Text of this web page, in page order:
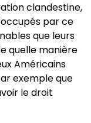
clandestine,
par ce
que leurs
quelle manière
Américains
exemple que
le droit